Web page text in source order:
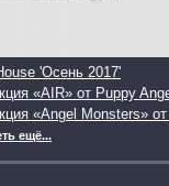
'Осень 2017'
«AIR» от Puppy
«Angel Monsters»
ещё...